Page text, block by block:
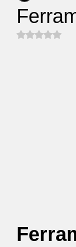
Avaliado